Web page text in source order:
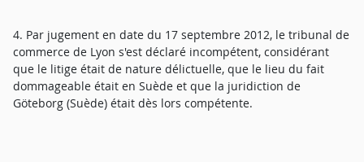
4. Par jugement en date du 17 septembre 2012, le tribunal de
commerce de Lyon s'est déclaré incompétent, considérant
que le litige était de nature délictuelle, que le lieu du fait
dommageable était en Suède et que la juridiction de
Göteborg (Suède) était dès lors compétente.